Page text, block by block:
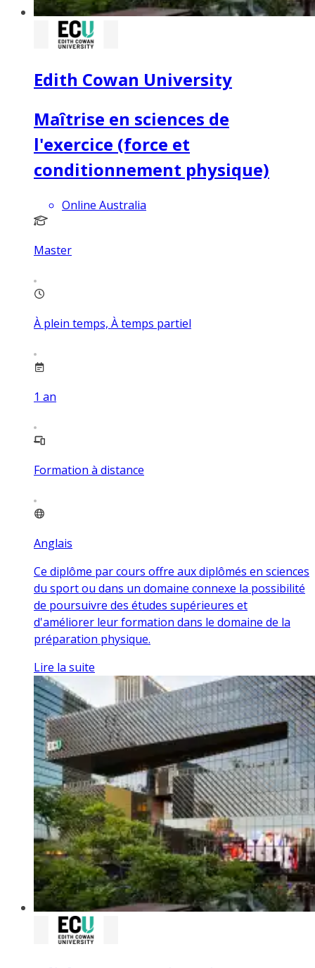
Edith Cowan University
Maîtrise en sciences de
l'exercice (force et
conditionnement physique)
Online Australia
Master
À plein temps, À temps partiel
1 an
Formation à distance
Anglais
Ce diplôme par cours offre aux diplômés en sciences
du sport ou dans un domaine connexe la possibilité
de poursuivre des études supérieures et
d'améliorer leur formation dans le domaine de la
préparation physique.
Lire la suite